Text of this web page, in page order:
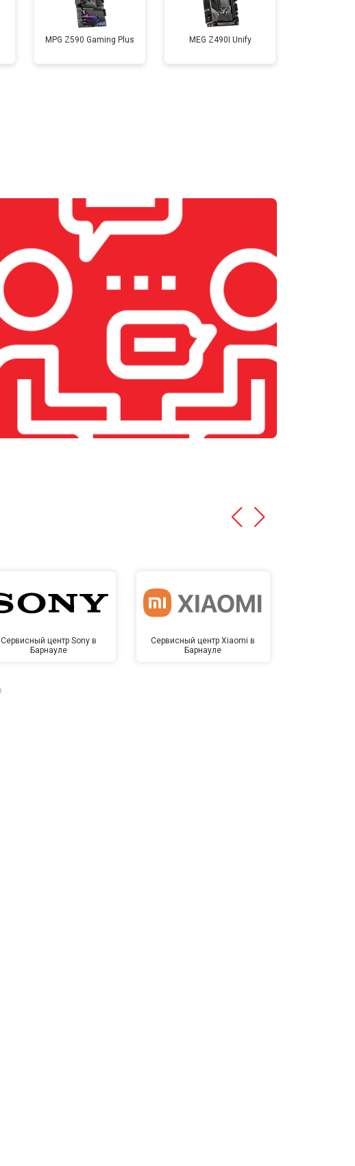
MPG Z590 Gaming Plus MEG Z490I Unify
Сервисный центр Sony в
Барнауле
Сервисный центр Xiaomi в
Барнауле